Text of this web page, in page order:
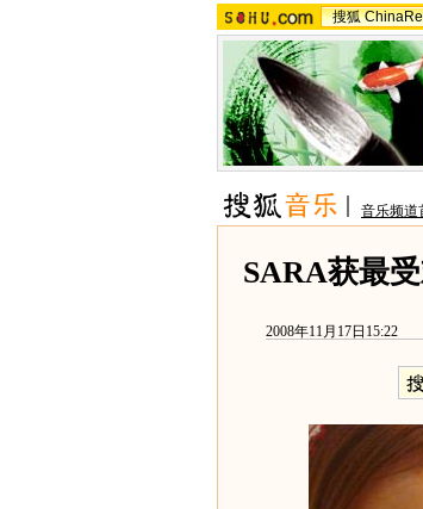
搜狐
音乐频道
SARA获最
2008年11月17日15:22